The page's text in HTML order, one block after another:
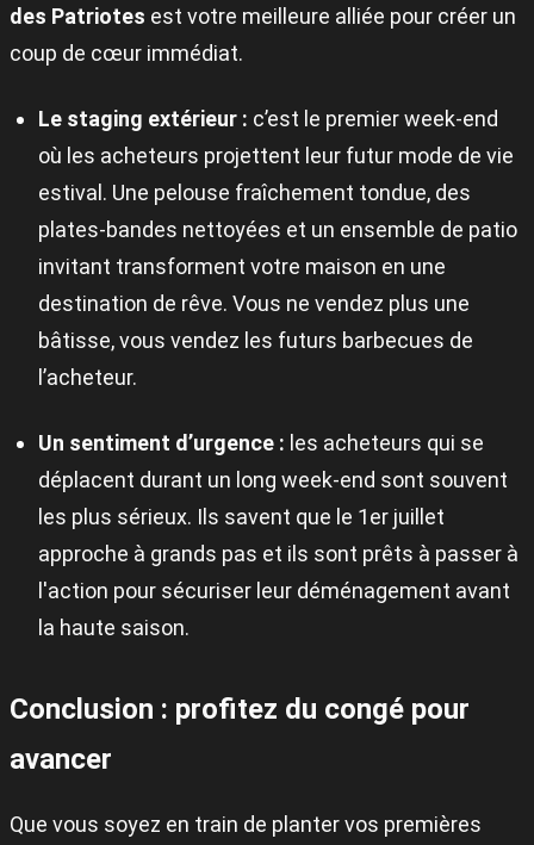
des Patriotes est votre meilleure alliée pour créer un
coup de cœur immédiat.
Le staging extérieur : c’est le premier week-end
où les acheteurs projettent leur futur mode de vie
estival. Une pelouse fraîchement tondue, des
plates-bandes nettoyées et un ensemble de patio
invitant transforment votre maison en une
destination de rêve. Vous ne vendez plus une
bâtisse, vous vendez les futurs barbecues de
l’acheteur.
Un sentiment d’urgence : les acheteurs qui se
déplacent durant un long week-end sont souvent
les plus sérieux. Ils savent que le 1er juillet
approche à grands pas et ils sont prêts à passer à
l'action pour sécuriser leur déménagement avant
la haute saison.
Conclusion : profitez du congé pour
avancer
Que vous soyez en train de planter vos premières